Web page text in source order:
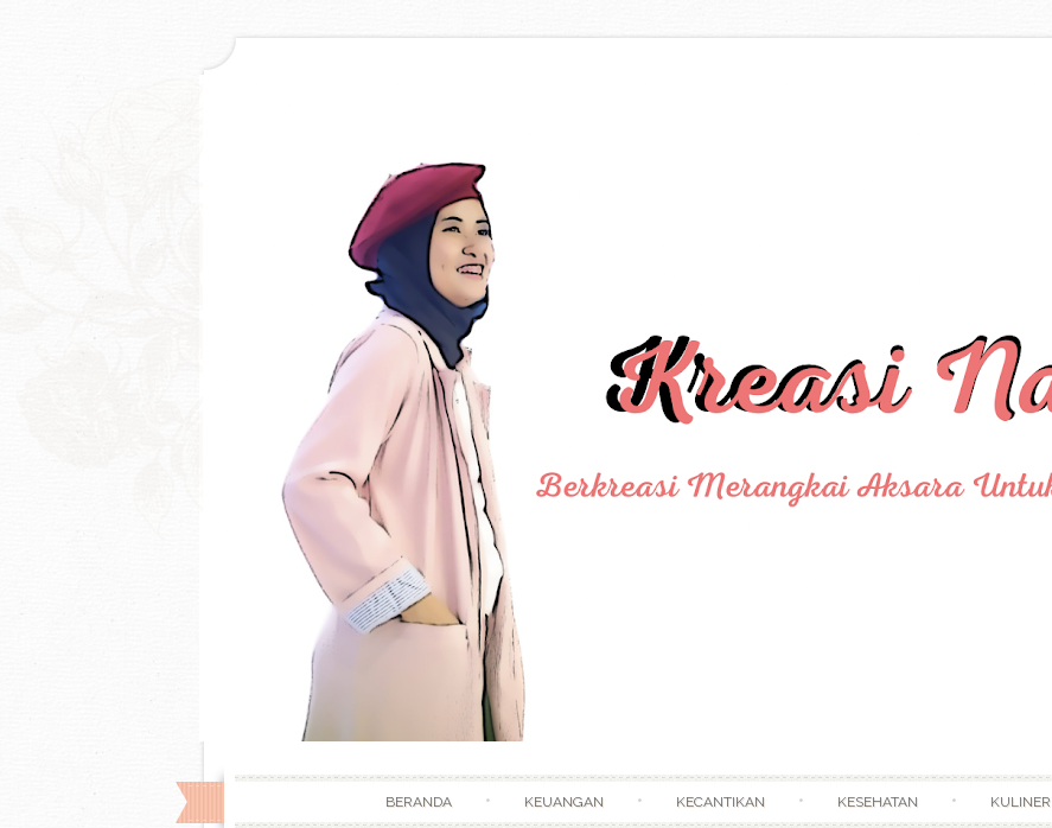
BERANDA KEUANGAN KECANTIKAN KESEHATAN KULINER